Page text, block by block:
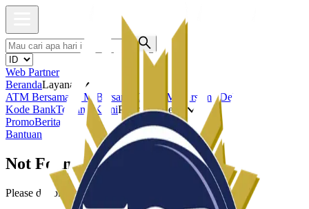
Web Partner
BerandaLayanan
ATM Bersama
ATM Bersama QR
ATM Bersama Debit
Kode BankTentang KamiPromo & Berita
PromoBerita
Bantuan
Not Found
Please double check the URL you visited.